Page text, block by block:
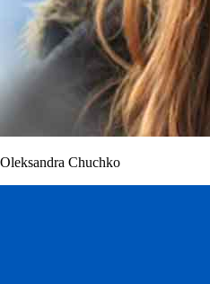
Oleksandra Chuchko